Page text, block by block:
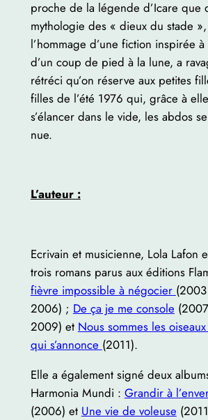
proche de la légende d’Icare que
mythologie des « dieux du stade
l’hommage d’une fiction inspirée
d’un coup de pied à la lune, a
rétréci qu’on réserve aux petites
filles de l’été 1976 qui, grâce à
s’élancer dans le vide, les abdos
nue.
L’auteur :
Ecrivain et musicienne, Lola Lafon
trois romans parus aux éditions
fièvre impossible à négocier (2003
2006) ; De ça je me console
2009) et Nous sommes les
qui s’annonce (2011).
Elle a également signé deux
Harmonia Mundi : Grandir à
(2006) et Une vie de voleuse